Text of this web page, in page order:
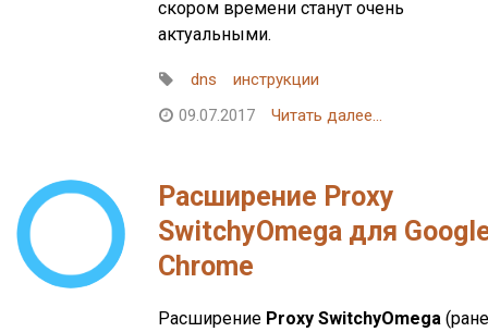
скором времени станут очень
актуальными.
dns
инструкции
09.07.2017
Читать далее...
Расширение Proxy
SwitchyOmega для
Chrome
Расширение Proxy SwitchyOmega